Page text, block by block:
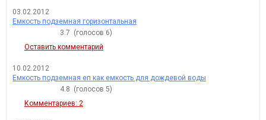
03.02.2012
Емкость подземная горизонтальная
3.7 (голосов 6)
Оставить комментарий
10.02.2012
Емкость подземная еп как емкость для дождевой воды
4.8 (голосов 5)
Комментариев: 2